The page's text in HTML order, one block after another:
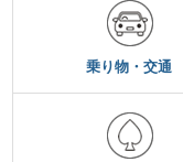
乗り物・交通